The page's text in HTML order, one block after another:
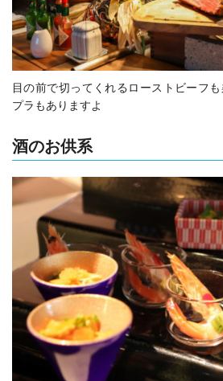
目の前で切ってくれるローストビーフ
プラもありますよ
酒のお供系